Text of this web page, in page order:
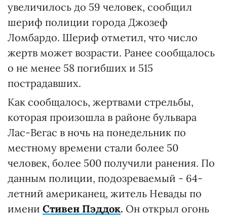
увеличилось до 59 человек, сообщил
шериф полиции города Джозеф
Ломбардо. Шериф отметил, что число
жертв может возрасти. Ранее сообщалось
о не менее 58 погибших и 515
пострадавших.
Как сообщалось, жертвами стрельбы,
которая произошла в районе бульвара
Лас-Вегас в ночь на понедельник по
местному времени стали более 50
человек, более 500 получили ранения. По
данным полиции, подозреваемый - 64-
летний американец, житель Невады по
имени Стивен Пэддок. Он открыл огонь